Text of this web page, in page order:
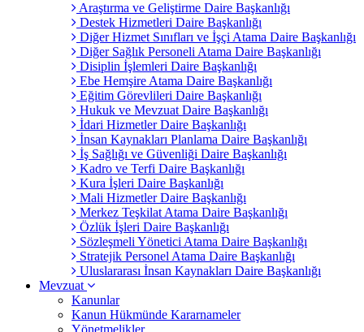
Araştırma ve Geliştirme Daire Başkanlığı
Destek Hizmetleri Daire Başkanlığı
Diğer Hizmet Sınıfları ve İşçi Atama Daire Başkanlığı
Diğer Sağlık Personeli Atama Daire Başkanlığı
Disiplin İşlemleri Daire Başkanlığı
Ebe Hemşire Atama Daire Başkanlığı
Eğitim Görevlileri Daire Başkanlığı
Hukuk ve Mevzuat Daire Başkanlığı
İdari Hizmetler Daire Başkanlığı
İnsan Kaynakları Planlama Daire Başkanlığı
İş Sağlığı ve Güvenliği Daire Başkanlığı
Kadro ve Terfi Daire Başkanlığı
Kura İşleri Daire Başkanlığı
Mali Hizmetler Daire Başkanlığı
Merkez Teşkilat Atama Daire Başkanlığı
Özlük İşleri Daire Başkanlığı
Sözleşmeli Yönetici Atama Daire Başkanlığı
Stratejik Personel Atama Daire Başkanlığı
Uluslararası İnsan Kaynakları Daire Başkanlığı
Mevzuat
Kanunlar
Kanun Hükmünde Kararnameler